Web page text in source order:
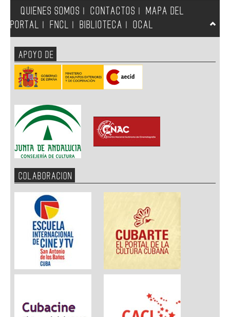
QUIENES SOMOS CONTACTOS
MAPA DEL
PORTAL
FNCL BIBLIOTECA OCAL
APOYO DE
COLABORACION